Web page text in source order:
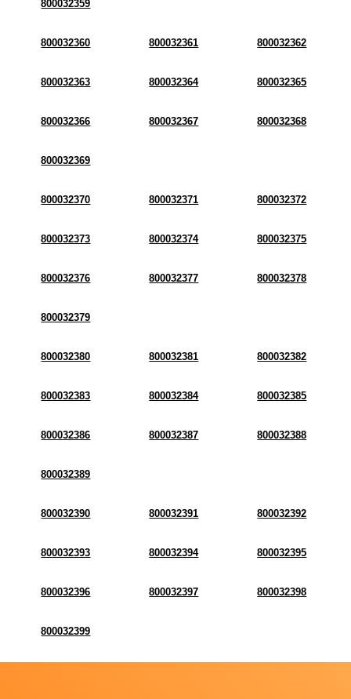
800032359
800032360 800032361 800032362
800032363 800032364 800032365
800032366 800032367 800032368
800032369
800032370 800032371 800032372
800032373 800032374 800032375
800032376 800032377 800032378
800032379
800032380 800032381 800032382
800032383 800032384 800032385
800032386 800032387 800032388
800032389
800032390 800032391 800032392
800032393 800032394 800032395
800032396 800032397 800032398
800032399